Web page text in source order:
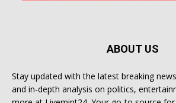
ABOUT US
Stay updated with the latest breaking
and in-depth analysis on politics,